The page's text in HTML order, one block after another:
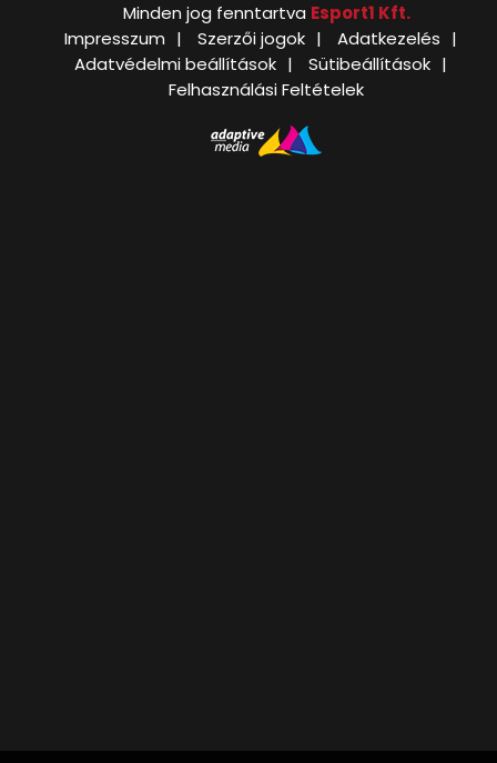
Minden jog fenntartva Esport1 Kft.
Impresszum
Szerzői jogok
Adatkezelés
Adatvédelmi beállítások
Sütibeállítások
Felhasználási Feltételek